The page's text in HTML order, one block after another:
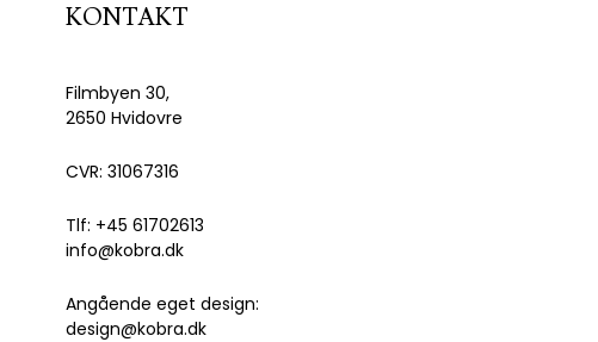
KONTAKT
Filmbyen 30,
2650 Hvidovre
CVR: 31067316
Tlf: +45 61702613
info@kobra.dk
Angående eget design:
design@kobra.dk